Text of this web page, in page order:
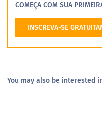
COMEÇA COM SUA
INSCREVA-SE
You may also be interested